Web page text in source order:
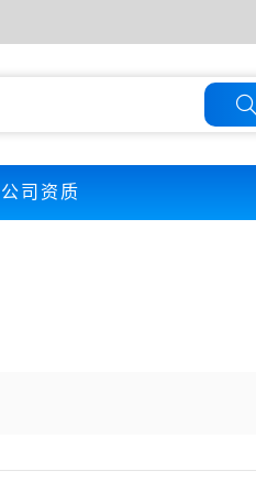

公司资质